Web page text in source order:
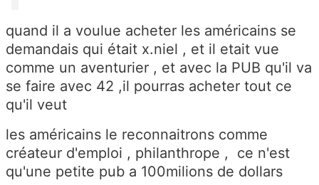
quand il a voulue acheter les américains se
demandais qui était x.niel , et il etait vue
comme un aventurier , et avec la PUB qu'il va
se faire avec 42 ,il pourras acheter tout ce
qu'il veut
les américains le reconnaitrons comme
créateur d'emploi , philanthrope , ce n'est
qu'une petite pub a 100milions de dollars